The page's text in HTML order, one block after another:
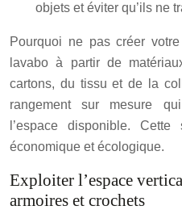
objets et éviter qu’ils ne
Pourquoi ne pas créer
lavabo à partir de
cartons, du tissu et de la
rangement sur mesure
l’espace disponible.
économique et écologique.
Exploiter l’espace
armoires et crochets